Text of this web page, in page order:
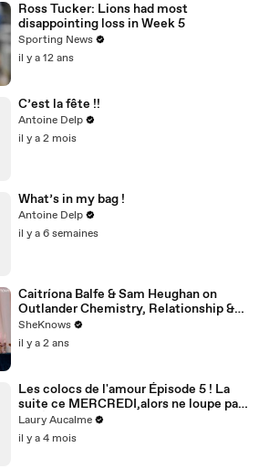
Ross Tucker: Lions had most
disappointing loss in Week 5
Sporting News
il y a 12 ans
C’est la fête !!
Antoine Delp
il y a 2 mois
What’s in my bag !
Antoine Delp
il y a 6 semaines
Caitríona Balfe & Sam Heughan on
Outlander Chemistry, Relationship &
First Impressions
SheKnows
il y a 2 ans
Les colocs de l'amour Épisode 5 ! La
suite ce MERCREDI,alors ne loupe pas
ça! Épisode 5/8 pour la saison 2
Laury Aucalme
il y a 4 mois